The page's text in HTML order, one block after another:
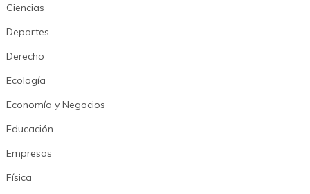
Ciencias
Deportes
Derecho
Ecología
Economía y Negocios
Educación
Empresas
Física